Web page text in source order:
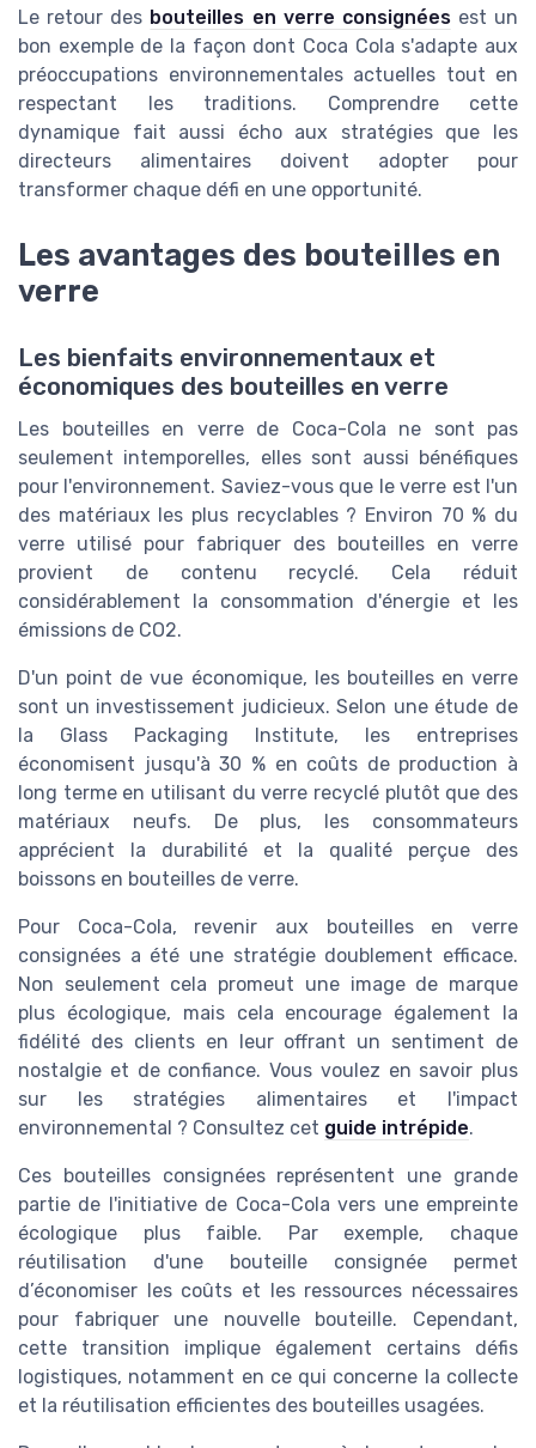
Le retour des bouteilles en verre consignéesest un
bon exemple de la façon dont Coca Cola s'adapte aux
préoccupations environnementales actuelles tout en
respectant les traditions. Comprendre cette
dynamique fait aussi écho aux stratégies que les
directeurs alimentaires doivent adopter pour
transformer chaque défi en une opportunité.
Les avantages des bouteilles en
verre
Les bienfaits environnementaux et
économiques des bouteilles en verre
Les bouteilles en verre de Coca-Cola ne sont pas
seulement intemporelles, elles sont aussi bénéfiques
pour l'environnement. Saviez-vous que le verre est l'un
des matériaux les plus recyclables ? Environ 70 % du
verre utilisé pour fabriquer des bouteilles en verre
provient de contenu recyclé. Cela réduit
considérablement la consommation d'énergie et les
émissions de CO2.
D'un point de vue économique, les bouteilles en verre
sont un investissement judicieux. Selon une étude de
la Glass Packaging Institute, les entreprises
économisent jusqu'à 30 % en coûts de production à
long terme en utilisant du verre recyclé plutôt que des
matériaux neufs. De plus, les consommateurs
apprécient la durabilité et la qualité perçue des
boissons en bouteilles de verre.
Pour Coca-Cola, revenir aux bouteilles en verre
consignées a été une stratégie doublement efficace.
Non seulement cela promeut une image de marque
plus écologique, mais cela encourage également la
fidélité des clients en leur offrant un sentiment de
nostalgie et de confiance. Vous voulez en savoir plus
sur les stratégies alimentaires et l'impact
environnemental ? Consultez cet guide intrépide.
Ces bouteilles consignées représentent une grande
partie de l'initiative de Coca-Cola vers une empreinte
écologique plus faible. Par exemple, chaque
réutilisation d'une bouteille consignée permet
d’économiser les coûts et les ressources nécessaires
pour fabriquer une nouvelle bouteille. Cependant,
cette transition implique également certains défis
logistiques, notamment en ce qui concerne la collecte
et la réutilisation efficientes des bouteilles usagées.